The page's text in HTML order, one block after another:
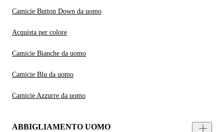
Camicie Button Down da uomo
Acquista per colore
Camicie Bianche da uomo
Camicie Blu da uomo
Camicie Azzurre da uomo
ABBIGLIAMENTO UOMO